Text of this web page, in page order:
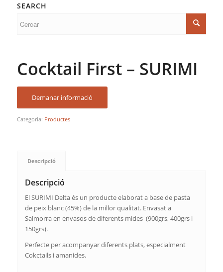
SEARCH
Cocktail First – SURIMI
Demanar informació
Categoria: Productes
Descripció
Descripció
El SURIMI Delta és un producte elaborat a base de pasta
de peix blanc (45%) de la millor qualitat. Envasat a
Salmorra en envasos de diferents mides (900grs, 400grs i
150grs).
Perfecte per acompanyar diferents plats, especialment
Cokctails i amanides.